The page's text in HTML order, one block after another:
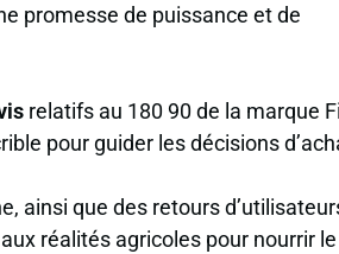
promesse de puissance et de
relatifs au 180 90 de la marque
pour guider les décisions
ainsi que des retours
réalités agricoles pour nourrir le